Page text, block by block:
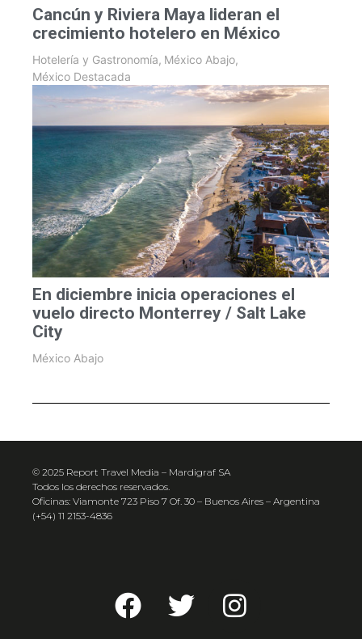
Cancún y Riviera Maya lideran el
crecimiento hotelero en México
Hotelería y Gastronomía, México Abajo,
México Destacada
En diciembre inicia operaciones el
vuelo directo Monterrey / Salt Lake
City
México Abajo
© 2025 Report Travel Media – Mardigraf SA
Todos los derechos reservados.
Oficinas: Viamonte 723 Piso 7 Of. 30 – Buenos Aires – Argentina
(+54) 11 2153-4836